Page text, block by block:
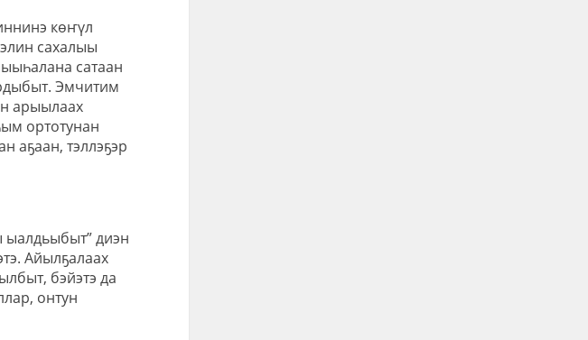
көҥүл
сахалыы
сатаан
Эмчитим
арыылаах
ортотунан
аҕаан, тэллэҕэр
ыалдьыбыт” диэн
Айылҕалаах
бэйэтэ да
онтун